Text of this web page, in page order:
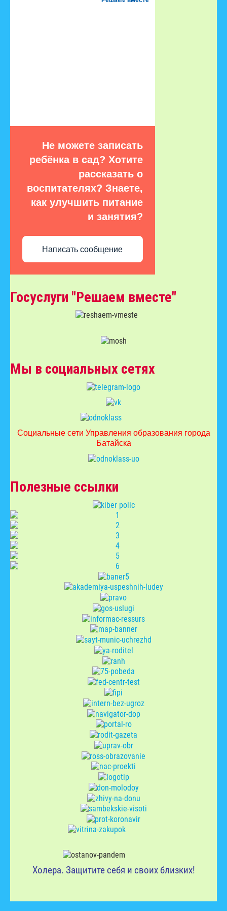
Не можете записать
ребёнка в сад? Хотите
рассказать о
воспитателях? Знаете,
как улучшить питание
и занятия?
Написать сообщение
Госуслуги "Решаем вместе"
Мы в социальных сетях
Социальные сети Управления образования города
Батайска
Полезные ссылки
Холера. Защитите себя и своих близких!